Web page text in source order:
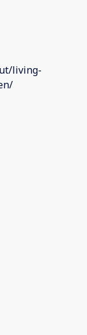
living-